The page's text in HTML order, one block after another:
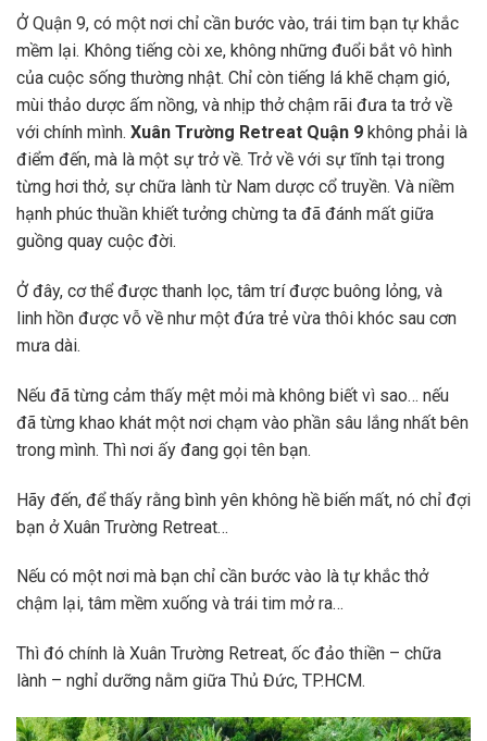
Ở Quận 9, có một nơi chỉ cần bước vào, trái tim bạn tự khắc
mềm lại. Không tiếng còi xe, không những đuổi bắt vô hình
của cuộc sống thường nhật. Chỉ còn tiếng lá khẽ chạm gió,
mùi thảo dược ấm nồng, và nhịp thở chậm rãi đưa ta trở về
với chính mình. Xuân Trường Retreat Quận 9 không phải là
điểm đến, mà là một sự trở về. Trở về với sự tĩnh tại trong
từng hơi thở, sự chữa lành từ Nam dược cổ truyền. Và niềm
hạnh phúc thuần khiết tưởng chừng ta đã đánh mất giữa
guồng quay cuộc đời.
Ở đây, cơ thể được thanh lọc, tâm trí được buông lỏng, và
linh hồn được vỗ về như một đứa trẻ vừa thôi khóc sau cơn
mưa dài.
Nếu đã từng cảm thấy mệt mỏi mà không biết vì sao… nếu
đã từng khao khát một nơi chạm vào phần sâu lắng nhất bên
trong mình. Thì nơi ấy đang gọi tên bạn.
Hãy đến, để thấy rằng bình yên không hề biến mất, nó chỉ đợi
bạn ở Xuân Trường Retreat…
Nếu có một nơi mà bạn chỉ cần bước vào là tự khắc thở
chậm lại, tâm mềm xuống và trái tim mở ra…
Thì đó chính là Xuân Trường Retreat, ốc đảo thiền – chữa
lành – nghỉ dưỡng nằm giữa Thủ Đức, TP.HCM.